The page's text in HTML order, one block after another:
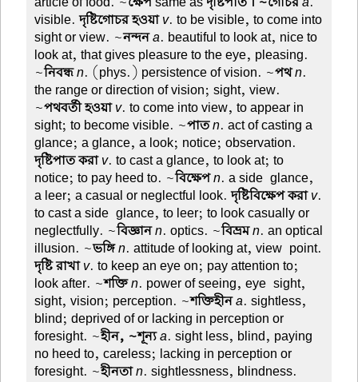
visible.দৃষ্টিগোচর হওয়া v. to be visible, to come into
sight or view. ~নন্দনa. beautiful to look at, nice to
look at, that gives pleasure to the eye, pleasing.
~নিবন্ধn. (phys.) persistence of vision. ~পথn.
the range or direction of vision; sight, view.
~পথবর্তী হওয়া v. to come into view, to appear in
sight; to become visible. ~পাতn. act of casting a
glance; a glance, a look; notice; observation.
দৃষ্টিপাত করা v. to cast a glance, to look at; to
notice; to pay heed to. ~বিক্ষেপn. a side-glance,
a leer; a casual or neglectful look.দৃষ্টিবিক্ষেপ করা v.
to cast a side-glance, to leer; to look casually or
neglectfully. ~বিজ্ঞানn. optics. ~বিভ্রমn. an optical
illusion. ~ভঙ্গিn. attitude of looking at, view-point.
দৃষ্টি রাখা v. to keep an eye on; pay attention to;
look after. ~শক্তিn. power of seeing, eye-sight,
sight, vision; perception. ~শক্তিহীনa. sightless,
blind; deprived of or lacking in perception or
foresight. ~হীন, ~শূন্যa. sight less, blind, paying
no heed to, careless; lacking in perception or
foresight. ~হীনতাn. sightlessness, blindness.